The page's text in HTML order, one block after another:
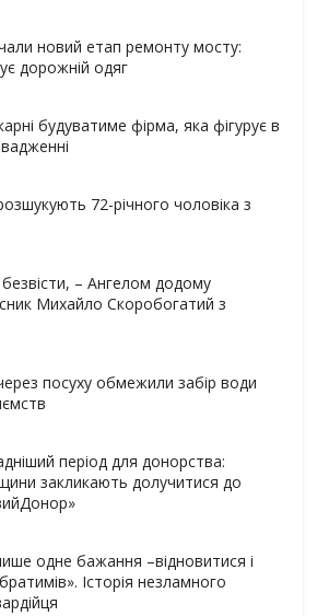
новий етап ремонту мосту:
дорожній одяг
будуватиме фірма, яка фігурує в
72-річного чоловіка з
– Ангелом додому
Михайло Скоробогатий з
посуху обмежили забір води
період для донорства:
закликають долучитися до
одне бажання –відновитися і
Історія незламного